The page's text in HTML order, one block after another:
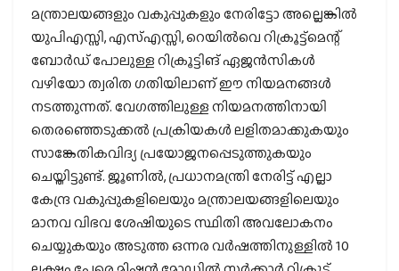
മന്ത്രാലയങ്ങളും വകുപ്പുകളും നേരിട്ടോ അല്ലെങ്കില്‍
യുപിഎസ്സി, എസ്എസ്സി, റെയില്‍വെ റിക്രൂട്ട്‌മെന്റ്
ബോര്‍ഡ് പോലുള്ള റിക്രൂട്ടിങ് ഏജന്‍സികള്‍
വഴിയോ ത്വരിത ഗതിയിലാണ് ഈ നിയമനങ്ങള്‍
നടത്തുന്നത്. വേഗത്തിലുള്ള നിയമനത്തിനായി
തെരഞ്ഞെടുക്കല്‍ പ്രക്രിയകള്‍ ലളിതമാക്കുകയും
സാങ്കേതികവിദ്യ പ്രയോജനപ്പെടുത്തുകയും
ചെയ്തിട്ടുണ്ട്. ജൂണില്‍, പ്രധാനമന്ത്രി നേരിട്ട് എല്ലാ
കേന്ദ്ര വകുപ്പുകളിലെയും മന്ത്രാലയങ്ങളിലെയും
മാനവ വിഭവ ശേഷിയുടെ സ്ഥിതി അവലോകനം
ചെയ്യുകയും അടുത്ത ഒന്നര വര്‍ഷത്തിനുള്ളില്‍ 10